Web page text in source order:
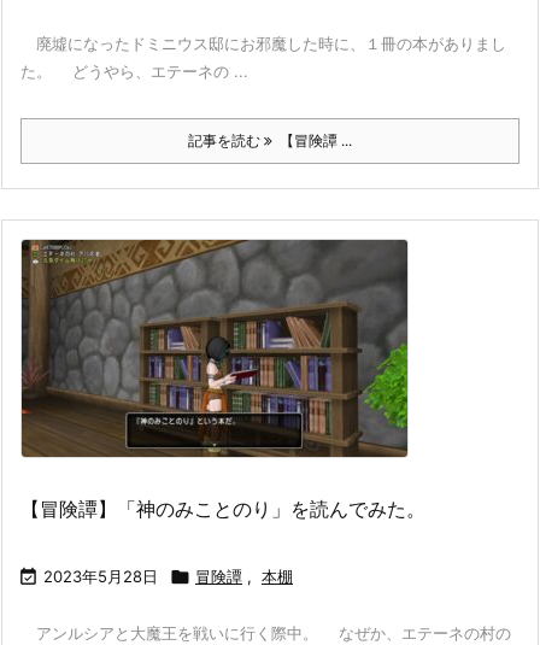
廃墟になったドミニウス邸にお邪魔した時に、１冊の本がありまし
た。 どうやら、エテーネの ...
記事を読む 【冒険譚 ...
【冒険譚】「神のみことのり」を読んでみた。
 2023年5月28日  冒険譚 , 本棚
アンルシアと大魔王を戦いに行く際中。 なぜか、エテーネの村の